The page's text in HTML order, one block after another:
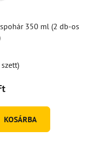
350 ml (2 db-os
szett)
KOSÁRBA